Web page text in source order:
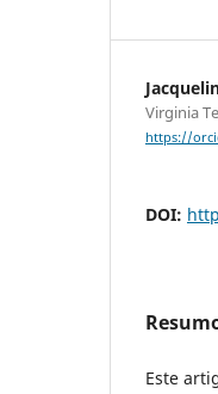
Virginia
https://
DOI:
Este